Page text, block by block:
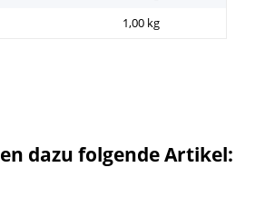
1,00 kg
dazu folgende Artikel: